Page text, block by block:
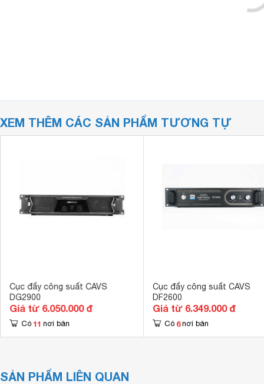
XEM THÊM CÁC SẢN PHẨM TƯƠNG TỰ
Cục đẩy công suất CAVS
DG2900
Giá từ 6.050.000 đ
Có 11 nơi bán
Cục đẩy công suất CAVS
DF2600
Giá từ 6.349.000 đ
Có 6 nơi bán
SẢN PHẨM LIÊN QUAN